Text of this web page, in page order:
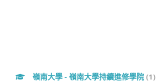
嶺南大學 - 嶺南大學持續進修學院(1)